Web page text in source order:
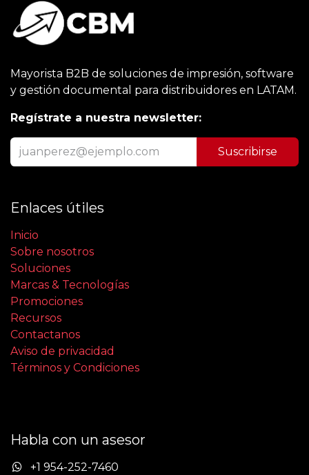
Mayorista B2B de soluciones de impresión, software
y gestión documental para distribuidores en LATAM.
Regístrate a nuestra newsletter:
Suscribirse
Enlaces útiles
Inicio
Sobre nosotros
Soluciones
Marcas & Tecnologías
Promociones
Recursos
Contactanos
Aviso de privacidad
Términos y Condiciones
Habla con un asesor
+1 954-252-7460